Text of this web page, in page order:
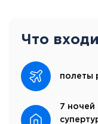
Что
полеты
7 ночей